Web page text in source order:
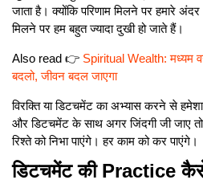
जाता है। क्योंकि परिणाम मिलने पर हमारे
मिलने पर हम बहुत ज्यादा दुखी हो जाते हैं।
Also read 👉 Spiritual Wealth: मध्यम
बदलो, जीवन बदल जाएगा
विरक्ति या डिटचमेंट का अभ्यास करने से
और डिटचमेंट के साथ अगर जिंदगी जी जाए
रिश्ते को निभा पाएंगे। हर काम को कर पाएंगे।
डिटचमेंट की Practice